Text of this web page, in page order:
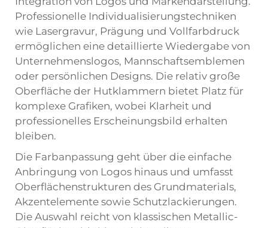
Professionelle Individualisierungstechniken
wie Lasergravur, Prägung und Vollfarbdruck
ermöglichen eine detaillierte Wiedergabe von
Unternehmenslogos, Mannschaftsemblemen
oder persönlichen Designs. Die relativ große
Oberfläche der Hutklammern bietet Platz für
komplexe Grafiken, wobei Klarheit und
professionelles Erscheinungsbild erhalten
bleiben.
Die Farbanpassung geht über die einfache
Anbringung von Logos hinaus und umfasst
Oberflächenstrukturen des Grundmaterials,
Akzentelemente sowie Schutzlackierungen.
Die Auswahl reicht von klassischen Metallic-